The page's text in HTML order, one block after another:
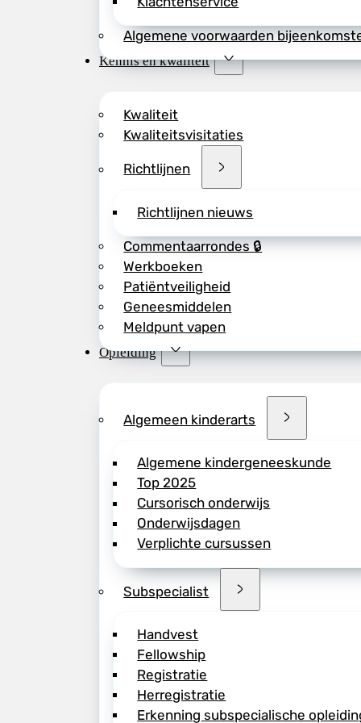
Algemene voorwaarden
Kennis en kwaliteit
Kwaliteit
Kwaliteitsvisitaties
Richtlijnen
Richtlijnen nieuws
Commentaarrondes 🔒
Werkboeken
Patiëntveiligheid
Geneesmiddelen
Meldpunt vapen
Opleiding
Algemeen kinderarts
Algemene kindergeneeskunde
Top 2025
Cursorisch onderwijs
Onderwijsdagen
Verplichte cursussen
Subspecialist
Handvest
Fellowship
Registratie
Herregistratie
Erkenning subspecialische